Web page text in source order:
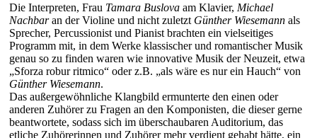
Die Interpreten, Frau Tamara Buslova am Klavier, Michael
Nachbaran der Violine und nicht zuletzt Günther Wiesemann als
Sprecher, Percussionist und Pianist brachten ein vielseitiges
Programm mit, in dem Werke klassischer und romantischer Musik
genau so zu finden waren wie innovative Musik der Neuzeit, etwa
„Sforza robur ritmico“ oder z.B. „als wäre es nur ein Hauch“ von
Günther Wiesemann.
Das außergewöhnliche Klangbild ermunterte den einen oder
anderen Zuhörer zu Fragen an den Komponisten, die dieser gerne
beantwortete, sodass sich im überschaubaren Auditorium, das
etliche Zuhörerinnen und Zuhörer mehr verdient gehabt hätte, ein